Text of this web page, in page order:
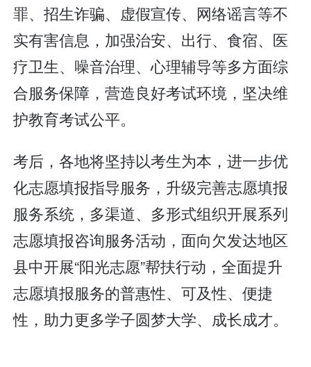
罪、招生诈骗、虚假宣传、网络谣言等不
实有害信息，加强治安、出行、食宿、医
疗卫生、噪音治理、心理辅导等多方面综
合服务保障，营造良好考试环境，坚决维
护教育考试公平。
考后，各地将坚持以考生为本，进一步优
化志愿填报指导服务，升级完善志愿填报
服务系统，多渠道、多形式组织开展系列
志愿填报咨询服务活动，面向欠发达地区
县中开展“阳光志愿”帮扶行动，全面提升
志愿填报服务的普惠性、可及性、便捷
性，助力更多学子圆梦大学、成长成才。